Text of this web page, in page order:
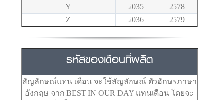
Y
2035
2578
Z
2036 2579
รหัสของเดือนที่ผลิต
สัญลักษณ์แทน เดือน จะใช้สัญลักษณ์ ตัวอักษรภาษา
อังกฤษ จาก BEST IN OUR DAY แทนเดือน โดยจะ